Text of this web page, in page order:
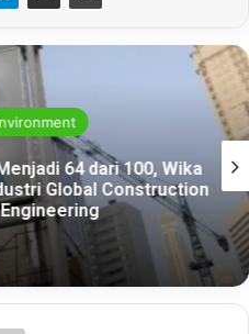
64 dari 100, Wika
Global Construction